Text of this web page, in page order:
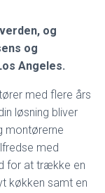
og
og
Angeles.
med flere års
løsning bliver
montørerne
med
for at trække en
køkken samt en